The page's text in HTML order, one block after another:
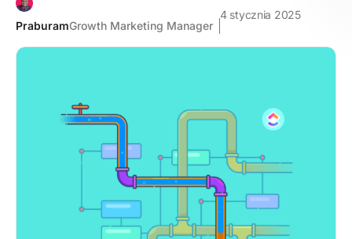
PraburamGrowth Marketing Manager
4 stycznia 2025